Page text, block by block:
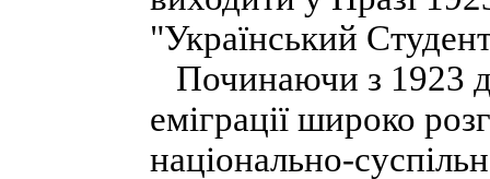
"Український
Починаючи з 1923
еміграції широко
національно-